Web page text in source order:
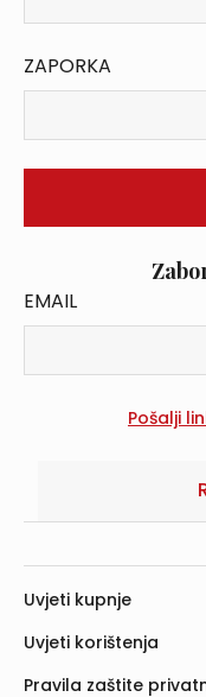
ZAPORKA
EMAIL
Uvjeti kupnje
Uvjeti korištenja
Pravila zaštite